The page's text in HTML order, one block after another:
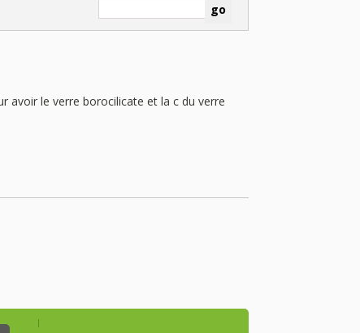
avoir le verre borocilicate et la c du verre